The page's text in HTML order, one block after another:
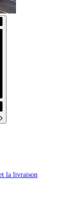
la livraison